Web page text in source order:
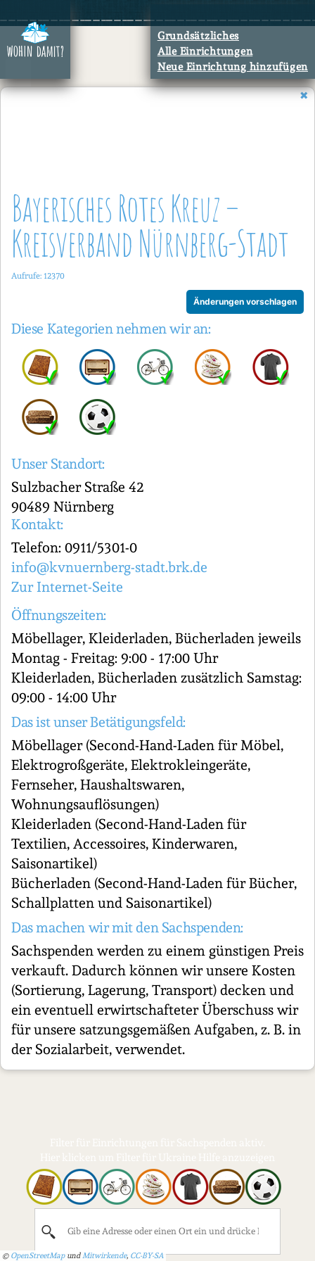
Inhalt
springen
Grundsätzliches
Alle Einrichtungen
Neue Einrichtung hinzufügen
© OpenStreetMapundMitwirkende, CC-BY-SA
Bayerisches Rotes Kreuz –
Kreisverband Nürnberg-Stadt
Aufrufe: 12370
Änderungen vorschlagen
Diese Kategorien nehmen wir an:
Unser Standort:
Sulzbacher Straße 42
90489 Nürnberg
Kontakt:
Telefon: 0911/5301-0
info@kvnuernberg-stadt.brk.de
Zur Internet-Seite
Öffnungszeiten:
Möbellager, Kleiderladen, Bücherladen jeweils
Montag - Freitag: 9:00 - 17:00 Uhr
Kleiderladen, Bücherladen zusätzlich Samstag:
09:00 - 14:00 Uhr
Das ist unser Betätigungsfeld:
Möbellager (Second-Hand-Laden für Möbel,
Elektrogroßgeräte, Elektrokleingeräte,
Fernseher, Haushaltswaren,
Wohnungsauflösungen)
Kleiderladen (Second-Hand-Laden für
Textilien, Accessoires, Kinderwaren,
Saisonartikel)
Bücherladen (Second-Hand-Laden für Bücher,
Schallplatten und Saisonartikel)
Das machen wir mit den Sachspenden:
Sachspenden werden zu einem günstigen Preis
verkauft. Dadurch können wir unsere Kosten
(Sortierung, Lagerung, Transport) decken und
ein eventuell erwirtschafteter Überschuss wir
für unsere satzungsgemäßen Aufgaben, z. B. in
der Sozialarbeit, verwendet.